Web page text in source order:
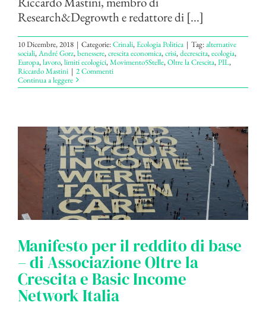
Research&Degrowth e redattore di [...]
10 Dicembre, 2018 | Categorie:Crinali,Ecologia Politica | Tag:alternative
sociali,André Gorz,benessere,crescita economica,crisi,decrescita,ecologia,
Europa,lavoro,limiti ecologici,Movimento5Stelle,Oltre la Crescita,PIL,
Riccardo Mastini | 2 Commenti
Continua a leggere
Manifesto per il reddito di base
– di Associazione Oltre la
Crescita e Basic Income
Network Italia